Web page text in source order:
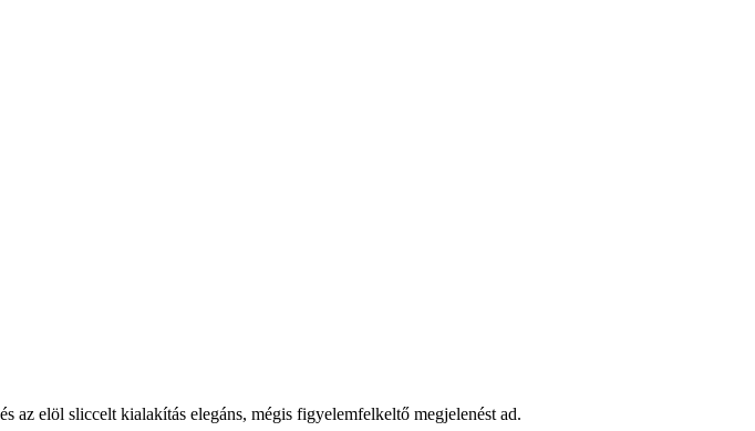
az elöl sliccelt kialakítás elegáns, mégis figyelemfelkeltő megjelenést ad.